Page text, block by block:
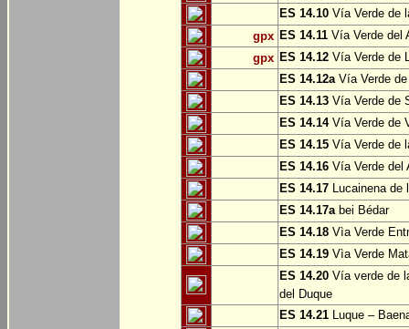
ES 14.10 Vía Verde de
gpx ES 14.11 Vía Verde del
gpx ES 14.12 Vía Verde de
ES 14.12aVía Verde de
ES 14.13 Vía Verde de
ES 14.14Vía Verde de
ES 14.15 Vía Verde de
ES 14.16 Vía Verde del
ES 14.17 Lucainena de
ES 14.17abei Bédar
ES 14.18 Vìa Verde
ES 14.19 Vìa Verde
ES 14.20 Vía verde de
del Duque
ES 14.21 Luque –